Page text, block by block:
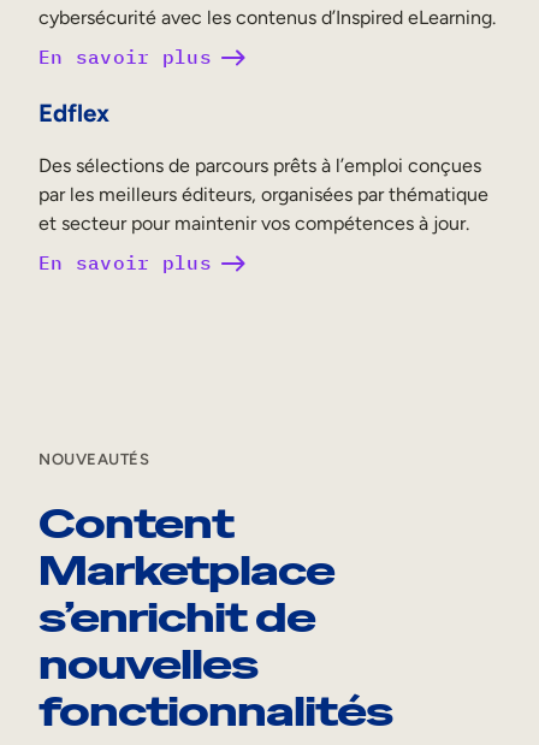
cybersécurité avec les contenus d’Inspired eLearning.
En savoir plus
Edflex
Des sélections de parcours prêts à l’emploi conçues
par les meilleurs éditeurs, organisées par thématique
et secteur pour maintenir vos compétences à jour.
En savoir plus
NOUVEAUTÉS
Content
Marketplace
s’enrichit de
nouvelles
fonctionnalités